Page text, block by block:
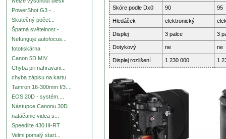
PowerShot G3 -...
Skutečný počet...
Špatná světelnost -...
Nefunguje autofocus...
fototiskárna
Canon 5D MIV
Chyba pri nahravani...
chyba zápisu na kartu
Tamron 16-300mm f/3....
EOS 20D - systém....
Nástupce Canonu 30D
natáčanie videa s...
Speedlite 430 III-RT
Velmi pomalý start...
Skóre podle Dx0 90 95
Hledáček elektronický
Displej 3 palce 3
Dotykový ne ne
Displej rozlišení 1 230 000 1